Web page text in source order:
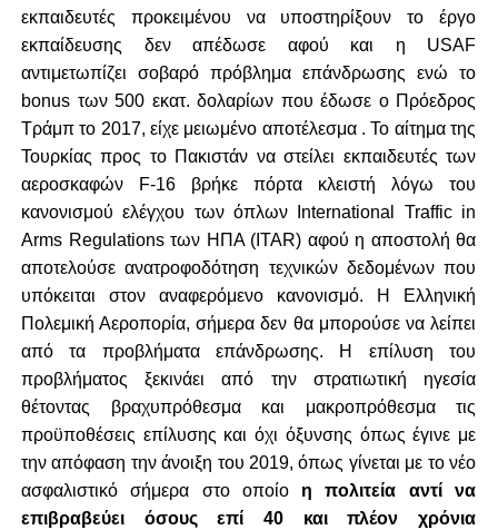
εκπαιδευτές προκειμένου να υποστηρίξουν το έργο
εκπαίδευσης δεν απέδωσε αφού και η USAF
αντιμετωπίζει σοβαρό πρόβλημα επάνδρωσης ενώ το
bonus των 500 εκατ. δολαρίων που έδωσε ο Πρόεδρος
Τράμπ το 2017, είχε μειωμένο αποτέλεσμα . Το αίτημα της
Τουρκίας προς το Πακιστάν να στείλει εκπαιδευτές των
αεροσκαφών F-16 βρήκε πόρτα κλειστή λόγω του
κανονισμού ελέγχου των όπλων International Traffic in
Arms Regulations των ΗΠΑ (ITAR) αφού η αποστολή θα
αποτελούσε ανατροφοδότηση τεχνικών δεδομένων που
υπόκειται στον αναφερόμενο κανονισμό. Η Ελληνική
Πολεμική Αεροπορία, σήμερα δεν θα μπορούσε να λείπει
από τα προβλήματα επάνδρωσης. Η επίλυση του
προβλήματος ξεκινάει από την στρατιωτική ηγεσία
θέτοντας βραχυπρόθεσμα και μακροπρόθεσμα τις
προϋποθέσεις επίλυσης και όχι όξυνσης όπως έγινε με
την απόφαση την άνοιξη του 2019, όπως γίνεται με το νέο
ασφαλιστικό σήμερα στο οποίο η πολιτεία αντί να
επιβραβεύει όσους επί 40 και πλέον χρόνια